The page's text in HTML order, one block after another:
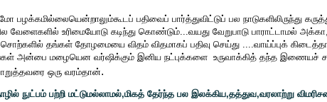
பழக்கமில்லையென்றாலும்கூடப் பதிவைப் பார்த்துவிட்டுப் பல நாடுகளிலிருந்து
வேளைகளில் உரிமையோடு கடிந்து கொண்டும்...வயது வேறுபாடு பாராட்டாமல்
சொற்களில் தங்கள் தோழமையை விதம் விதமாகப் பதிவு செய்து ....வாய்ப்புக்
அன்பை மழையென வர்ஷிக்கும் இனிய நட்புக்களை உருவாக்கித் தந்த இணையச்
ஒரு வரம்தான்.
நுட்பம் பற்றி மட்டுமல்லாமல்,மிகத் தேர்ந்த பல இலக்கிய,தத்துவ,வரலாற்று